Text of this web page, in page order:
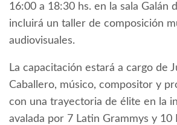
16:00 a 18:30 hs. en la sala Galán
incluirá un taller de composición
audiovisuales.
La capacitación estará a cargo de
Caballero, músico, compositor y
con una trayectoria de élite en la
avalada por 7 Latin Grammys y 10